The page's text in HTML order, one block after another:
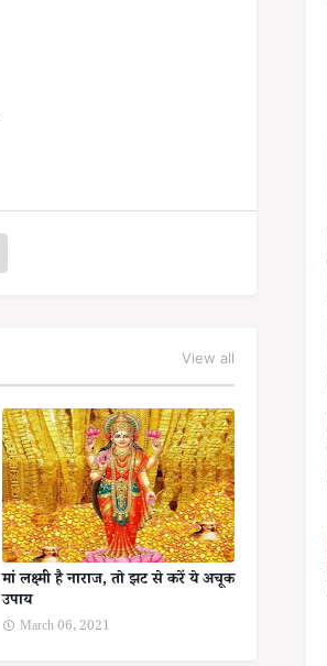
View all
मां लक्ष्मी है नाराज, तो झट से करें ये अचूक
उपाय
March 06, 2021